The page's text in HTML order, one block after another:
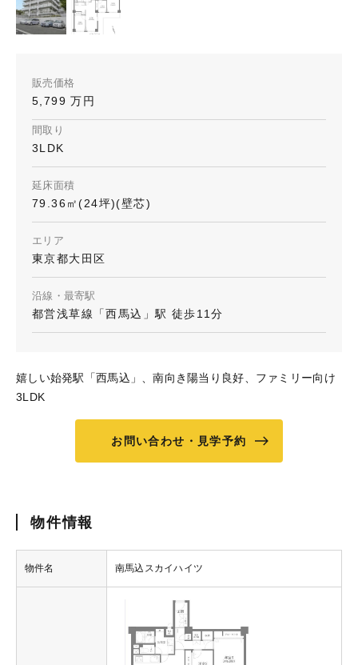
販売価格
5,799 万円
間取り
3LDK
延床面積
79.36㎡(24坪)(壁芯)
エリア
東京都大田区
沿線・最寄駅
都営浅草線「西馬込」駅 徒歩11分
嬉しい始発駅「西馬込」、南向き陽当り良好、ファミリー向け
3LDK
お問い合わせ・見学予約
物件情報
物件名 南馬込スカイハイツ